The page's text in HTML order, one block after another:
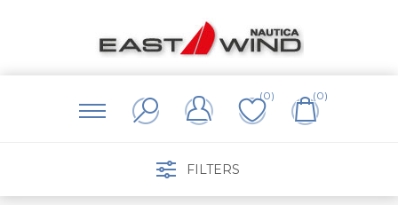
(0) (0)
FILTERS